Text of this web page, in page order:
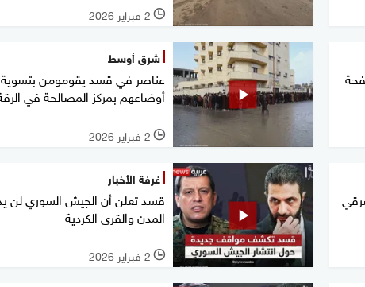
l 2 فبراير 2026
شرق أوسط
عناصر في قسد يقومومن بتسوية
أوضاعهم بمركز المصالحة في
l 2 فبراير 2026
غرفة الأخبار
قسد تعلن أن الجيش السوري لن
المدن والقرى الكردية
l 2 فبراير 2026